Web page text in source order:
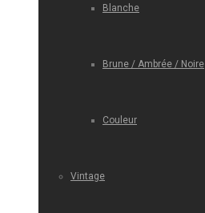
Blanche
Brune / Ambrée / Noire
Couleur
Vintage